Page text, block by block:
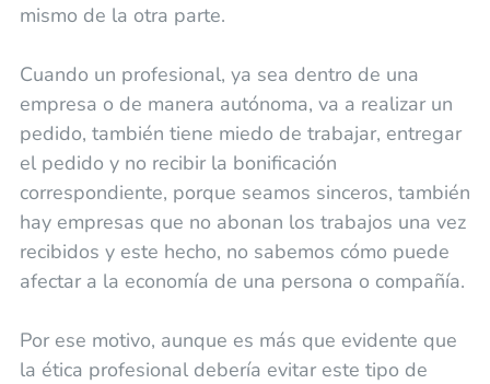
mismo de la otra parte.
Cuando un profesional, ya sea dentro de una
empresa o de manera autónoma, va a realizar un
pedido, también tiene miedo de trabajar, entregar
el pedido y no recibir la bonificación
correspondiente, porque seamos sinceros, también
hay empresas que no abonan los trabajos una vez
recibidos y este hecho, no sabemos cómo puede
afectar a la economía de una persona o compañía.
Por ese motivo, aunque es más que evidente que
la ética profesional debería evitar este tipo de